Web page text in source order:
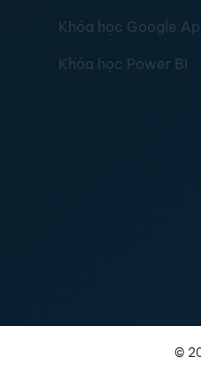
Khóa học Google
Khóa học Power BI
©